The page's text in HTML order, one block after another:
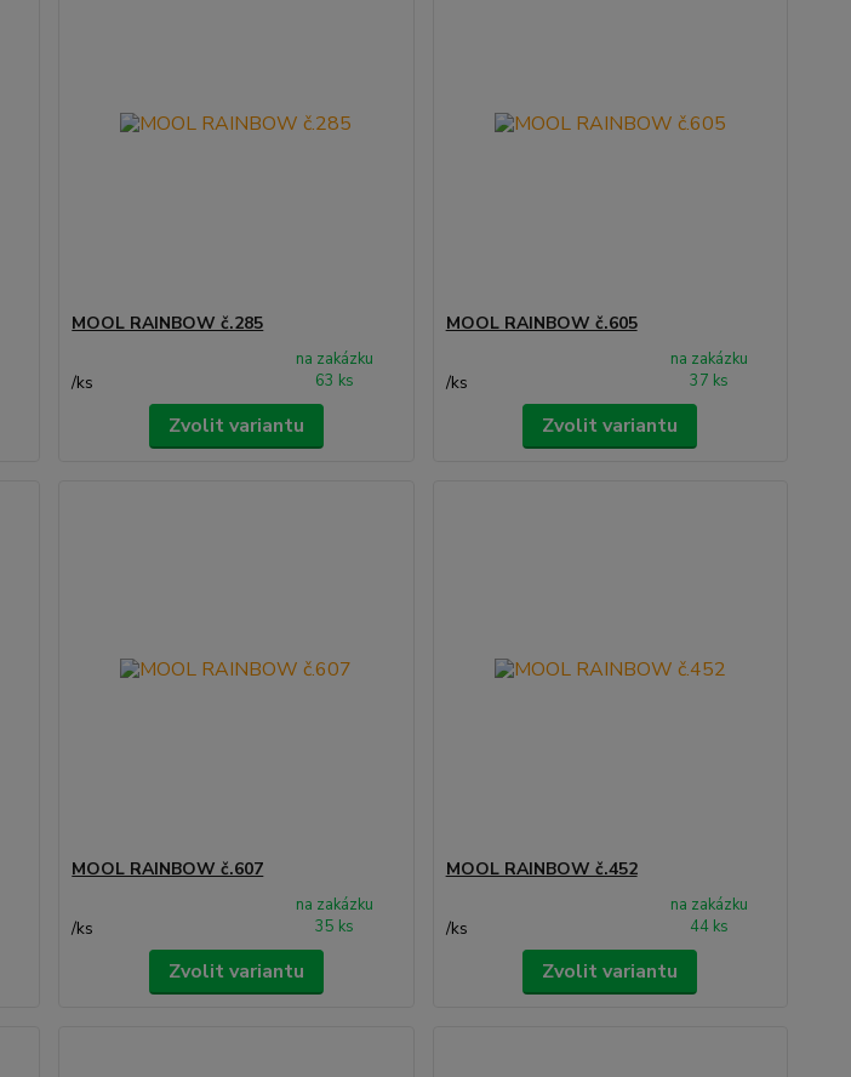
MOOL RAINBOW č.285
/ks
na zakázku
63 ks
Zvolit variantu
MOOL RAINBOW č.605
/ks
na zakázku
37 ks
Zvolit variantu
MOOL RAINBOW č.607
/ks
na zakázku
35 ks
Zvolit variantu
MOOL RAINBOW č.452
/ks
na zakázku
44 ks
Zvolit variantu